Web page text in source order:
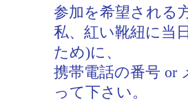
参加を希望される
私、紅い靴紐に当
ため)に、
携帯電話の番号 or
って下さい。